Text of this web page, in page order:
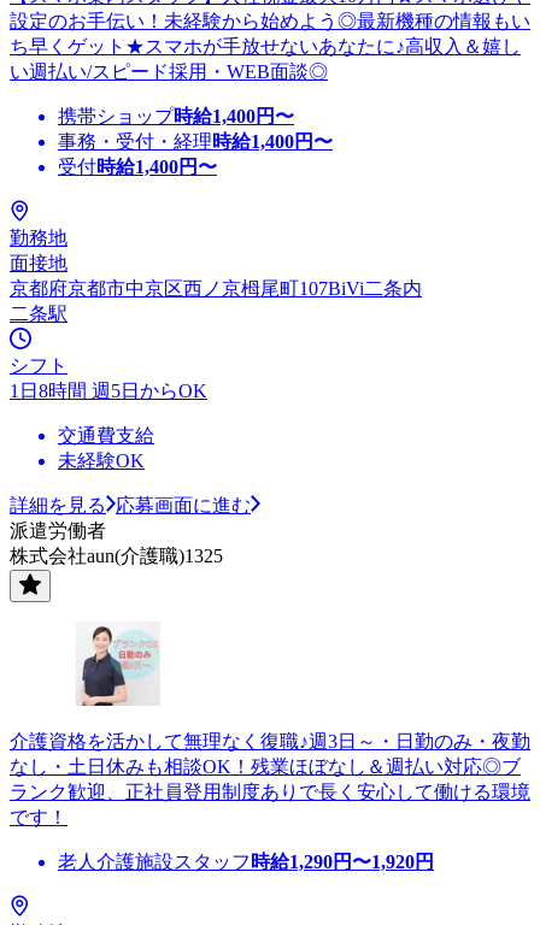
設定のお手伝い！未経験から始めよう◎最新機種の情報もい
ち早くゲット★スマホが手放せないあなたに♪高収入＆嬉し
い週払い/スピード採用・WEB面談◎
携帯ショップ時給1,400円〜
事務・受付・経理時給1,400円〜
受付時給1,400円〜
勤務地
面接地
京都府京都市中京区西ノ京栂尾町107BiVi二条内
二条駅
シフト
1日8時間 週5日からOK
交通費支給
未経験OK
詳細を見る
応募画面に進む
派遣労働者
株式会社aun(介護職)1325
介護資格を活かして無理なく復職♪週3日～・日勤のみ・夜勤
なし・土日休みも相談OK！残業ほぼなし＆週払い対応◎ブ
ランク歓迎、正社員登用制度ありで長く安心して働ける環境
です！
老人介護施設スタッフ 時給1,290円〜1,920円